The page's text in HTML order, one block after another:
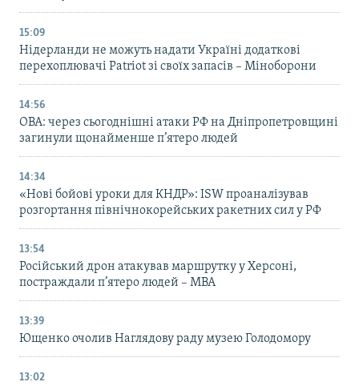
15:09
Нідерланди не можуть надати Україні додаткові
перехоплювачі Patriot зі своїх запасів – Міноборони
14:56
ОВА: через сьогоднішні атаки РФ на Дніпропетровщині
загинули щонайменше п’ятеро людей
14:34
«Нові бойові уроки для КНДР»: ISW проаналізував
розгортання північнокорейських ракетних сил у РФ
13:54
Російський дрон атакував маршрутку у Херсоні,
постраждали п’ятеро людей – МВА
13:39
Ющенко очолив Наглядову раду музею Голодомору
13:02